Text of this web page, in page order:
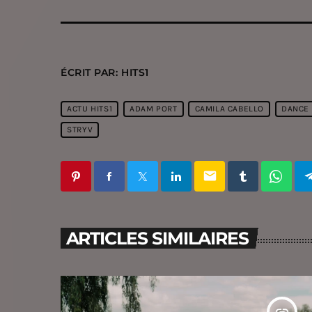
ÉCRIT PAR: HITS1
ACTU HITS1 ADAM PORT CAMILA CABELLO DANCE
STRYV
email
ARTICLES SIMILAIRES